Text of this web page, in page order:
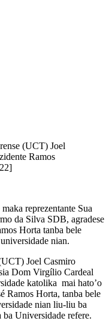
(UCT) Joel
Ramos
reprezentante Sua
da Silva SDB, agradese
Horta tanba bele
nian.
Joel Casmiro
Dom Virgílio Cardeal
katolika mai hato’o
Ramos Horta, tanba bele
nian liu-liu ba
Universidade refere.